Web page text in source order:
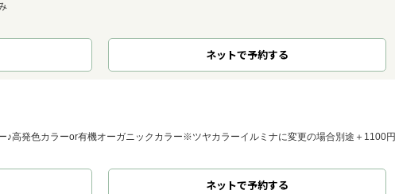
ネットで予約する
高発色カラーor有機オーガニックカラー※ツヤカラーイルミナに変更の場合別途＋1100円
ネットで予約する